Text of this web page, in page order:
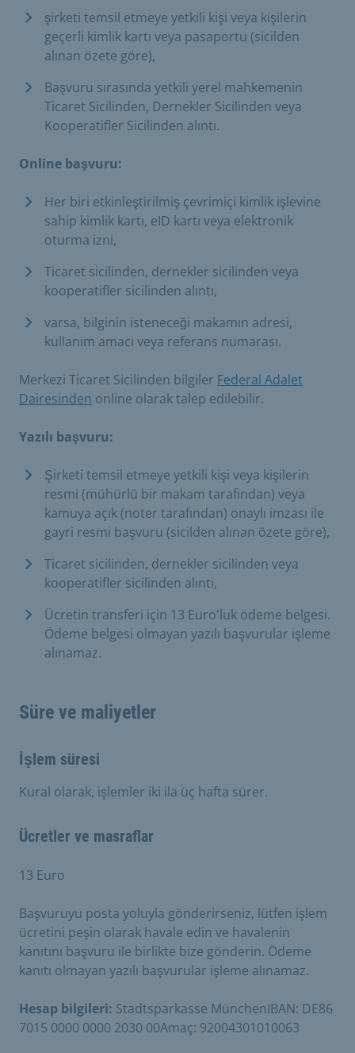
şirketi temsil etmeye yetkili kişi veya kişilerin
geçerli kimlik kartı veya pasaportu (sicilden
alınan özete göre),
Başvuru sırasında yetkili yerel mahkemenin
Ticaret Sicilinden, Dernekler Sicilinden veya
Kooperatifler Sicilinden alıntı.
Online başvuru:
Her biri etkinleştirilmiş çevrimiçi kimlik işlevine
sahip kimlik kartı, eID kartı veya elektronik
oturma izni,
Ticaret sicilinden, dernekler sicilinden veya
kooperatifler sicilinden alıntı,
varsa, bilginin isteneceği makamın adresi,
kullanım amacı veya referans numarası.
Merkezi Ticaret Sicilinden bilgiler Federal Adalet
Dairesinden online olarak talep edilebilir.
Yazılı başvuru:
Şirketi temsil etmeye yetkili kişi veya kişilerin
resmi (mühürlü bir makam tarafından) veya
kamuya açık (noter tarafından) onaylı imzası ile
gayri resmi başvuru (sicilden alınan özete göre),
Ticaret sicilinden, dernekler sicilinden veya
kooperatifler sicilinden alıntı,
Ücretin transferi için 13 Euro'luk ödeme belgesi.
Ödeme belgesi olmayan yazılı başvurular işleme
alınamaz.
Süre ve maliyetler
İşlem süresi
Kural olarak, işlemler iki ila üç hafta sürer.
Ücretler ve masraflar
13 Euro
Başvuruyu posta yoluyla gönderirseniz, lütfen işlem
ücretini peşin olarak havale edin ve havalenin
kanıtını başvuru ile birlikte bize gönderin. Ödeme
kanıtı olmayan yazılı başvurular işleme alınamaz.
Hesap bilgileri: Stadtsparkasse MünchenIBAN: DE86
7015 0000 0000 2030 00Amaç: 92004301010063